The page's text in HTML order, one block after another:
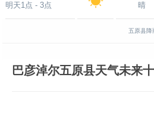
明天1点 - 3点 晴
五原县降
巴彦淖尔五原县天气未来